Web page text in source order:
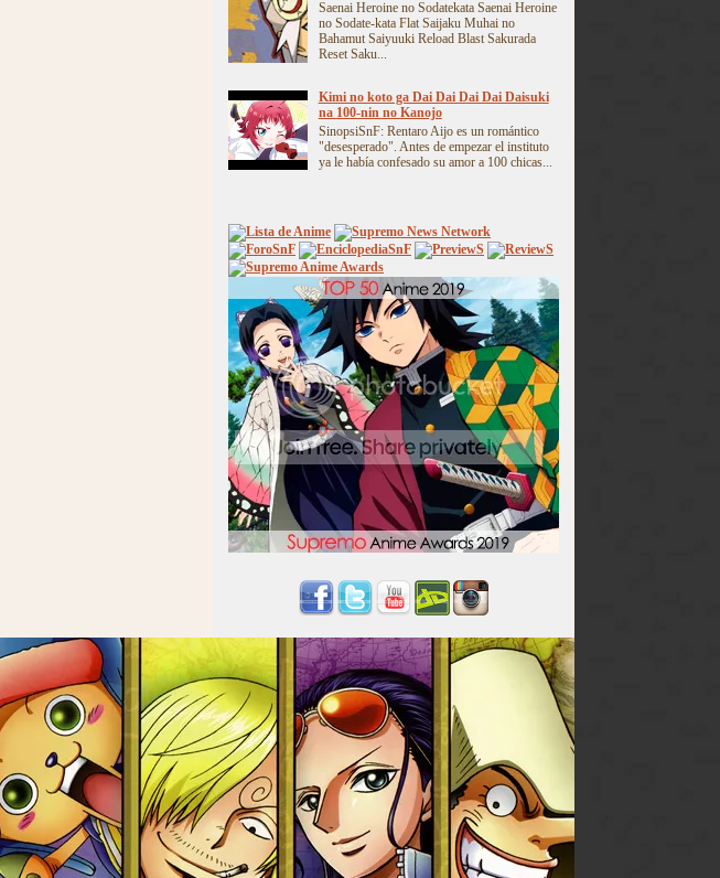
Saenai Heroine no Sodatekata Saenai Heroine
no Sodate-kata Flat Saijaku Muhai no
Bahamut Saiyuuki Reload Blast Sakurada
Reset Saku...
Kimi no koto ga Dai Dai Dai Dai Daisuki
na 100-nin no Kanojo
SinopsiSnF: Rentaro Aijo es un romántico
"desesperado". Antes de empezar el instituto
ya le había confesado su amor a 100 chicas...